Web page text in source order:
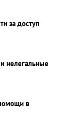
за доступ
нелегальные
в